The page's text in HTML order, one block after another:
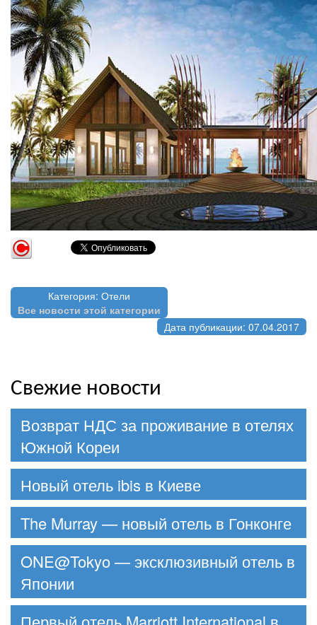
Категория: Отели
Все новости этой категории
Дата публикации: 07.04.2017
Свежие новости
Возврат НДС за проживание в отелях
Южной Кореи
Новый отель ibis в Киеве
The Murray — новый отель в Гонконге
ONE@Tokyo — эксклюзивный отель в
Японии